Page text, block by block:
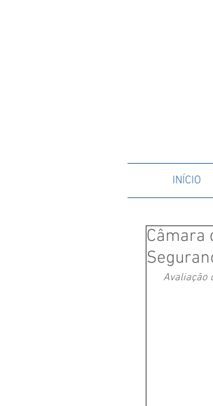
INÍCIO
Câmara
Avaliação